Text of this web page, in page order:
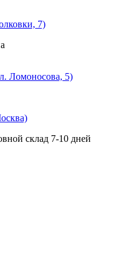
7)
Ломоносова, 5)
склад 7-10 дней